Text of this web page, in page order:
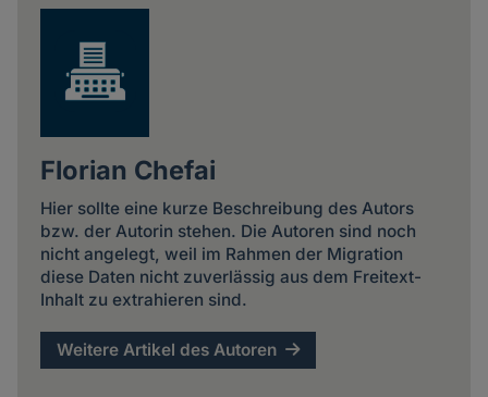
Florian Chefai
Hier sollte eine kurze Beschreibung des Autors
bzw. der Autorin stehen. Die Autoren sind noch
nicht angelegt, weil im Rahmen der Migration
diese Daten nicht zuverlässig aus dem Freitext-
Inhalt zu extrahieren sind.
Weitere Artikel des Autoren